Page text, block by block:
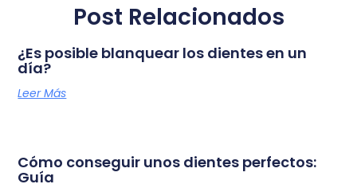
Post Relacionados
¿Es posible blanquear los dientes en un
día?
Leer Más
Cómo conseguir unos dientes perfectos:
Guía